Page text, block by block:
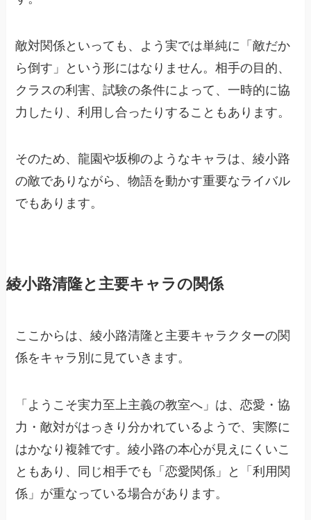
敵対関係といっても、よう実では単純に「敵だか
ら倒す」という形にはなりません。相手の目的、
クラスの利害、試験の条件によって、一時的に協
力したり、利用し合ったりすることもあります。
そのため、龍園や坂柳のようなキャラは、綾小路
の敵でありながら、物語を動かす重要なライバル
でもあります。
綾小路清隆と主要キャラの関係
ここからは、綾小路清隆と主要キャラクターの関
係をキャラ別に見ていきます。
「ようこそ実力至上主義の教室へ」は、恋愛・協
力・敵対がはっきり分かれているようで、実際に
はかなり複雑です。綾小路の本心が見えにくいこ
ともあり、同じ相手でも「恋愛関係」と「利用関
係」が重なっている場合があります。